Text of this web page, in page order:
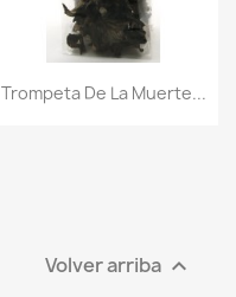
Vista rápida
Trompeta De La Muerte...
Volver arriba 